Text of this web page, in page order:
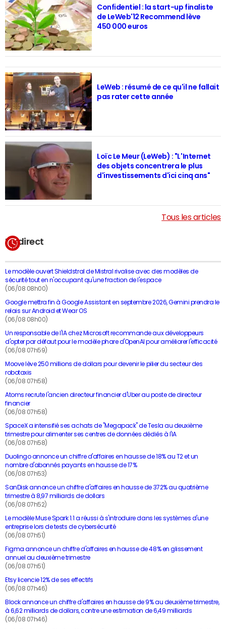
En direct
Le modèle ouvert Shieldstral de Mistral rivalise avec des modèles de
sécurité tout en n'occupant qu'une fraction de l'espace
(06/08 08h00)
Google mettra fin à Google Assistant en septembre 2026, Gemini prendra le
relais sur Android et Wear OS
(06/08 08h00)
Un responsable de l'IA chez Microsoft recommande aux développeurs
d'opter par défaut pour le modèle phare d'OpenAI pour améliorer l'efficacité
(06/08 07h59)
Moove lève 250 millions de dollars pour devenir le pilier du secteur des
robotaxis
(06/08 07h58)
Atoms recrute l'ancien directeur financier d'Uber au poste de directeur
financier
(06/08 07h58)
SpaceX a intensifié ses achats de "Megapack" de Tesla au deuxième
trimestre pour alimenter ses centres de données dédiés à l'IA
(06/08 07h58)
Duolingo annonce un chiffre d'affaires en hausse de 18% au T2 et un
nombre d'abonnés payants en hausse de 17%
(06/08 07h53)
SanDisk annonce un chiffre d'affaires en hausse de 372% au quatrième
trimestre à 8,97 milliards de dollars
(06/08 07h52)
Le modèle Muse Spark 1.1 a réussi à s'introduire dans les systèmes d'une
entreprise lors de tests de cybersécurité
(06/08 07h51)
Figma annonce un chiffre d'affaires en hausse de 48% en glissement
annuel au deuxième trimestre
(06/08 07h51)
Etsy licencie 12% de ses effectifs
(06/08 07h46)
Block annonce un chiffre d'affaires en hausse de 9% au deuxième trimestre,
à 6,62 milliards de dollars, contre une estimation de 6,49 milliards
(06/08 07h46)
Confidentiel : la start-up finaliste
de LeWeb'12 Recommend lève
450 000 euros
LeWeb : résumé de ce qu'il ne fallait
pas rater cette année
Loïc Le Meur (LeWeb) : "L'Internet
des objets concentrera le plus
d'investissements d'ici cinq ans"
Tous les articles